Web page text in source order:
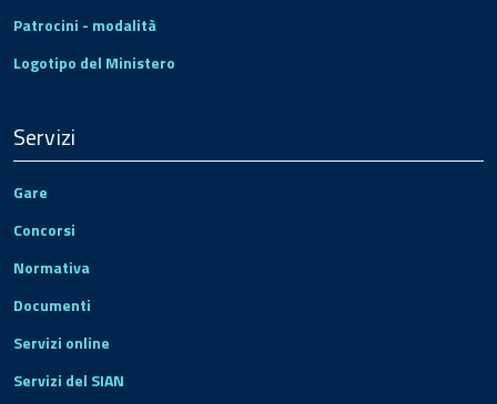
Patrocini - modalità
Logotipo del Ministero
Servizi
Gare
Concorsi
Normativa
Documenti
Servizi online
Servizi del SIAN